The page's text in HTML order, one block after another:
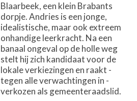
Blaarbeek, een klein Brabants
dorpje. Andries is een jonge,
idealistische, maar ook extreem
onhandige leerkracht. Na een
banaal ongeval op de holle weg
stelt hij zich kandidaat voor de
lokale verkiezingen en raakt -
tegen alle verwachtingen in -
verkozen als gemeenteraadslid.